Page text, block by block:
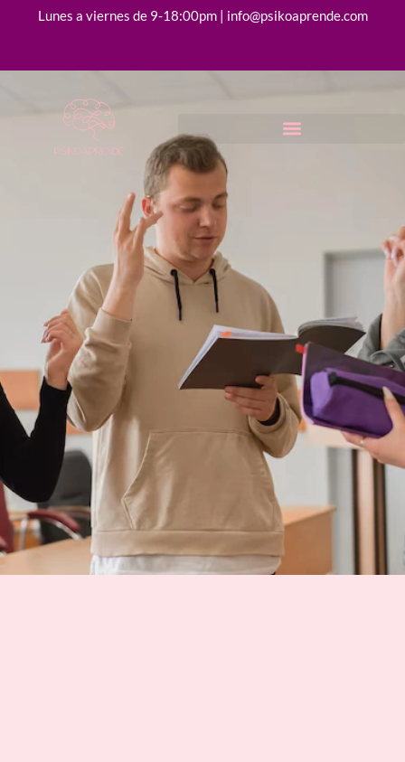
Lunes a viernes de 9-18:00pm | info@psikoaprende.com